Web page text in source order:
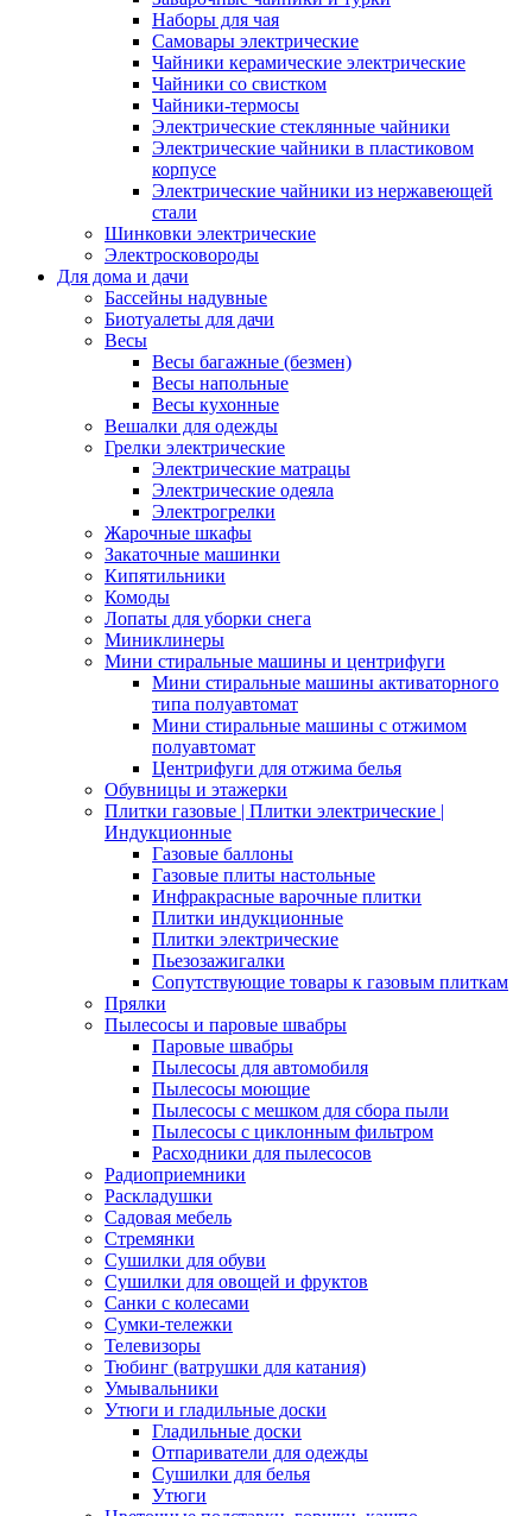
Наборы для чая
Самовары электрические
Чайники керамические электрические
Чайники со свистком
Чайники-термосы
Электрические стеклянные чайники
Электрические чайники в пластиковом
корпусе
Электрические чайники из нержавеющей
стали
Шинковки электрические
Электросковороды
Для дома и дачи
Бассейны надувные
Биотуалеты для дачи
Весы
Весы багажные (безмен)
Весы напольные
Весы кухонные
Вешалки для одежды
Грелки электрические
Электрические матрацы
Электрические одеяла
Электрогрелки
Жарочные шкафы
Закаточные машинки
Кипятильники
Комоды
Лопаты для уборки снега
Миниклинеры
Мини стиральные машины и центрифуги
Мини стиральные машины активаторного
типа полуавтомат
Мини стиральные машины с отжимом
полуавтомат
Центрифуги для отжима белья
Обувницы и этажерки
Плитки газовые | Плитки электрические |
Индукционные
Газовые баллоны
Газовые плиты настольные
Инфракрасные варочные плитки
Плитки индукционные
Плитки электрические
Пьезозажигалки
Сопутствующие товары к газовым плиткам
Прялки
Пылесосы и паровые швабры
Паровые швабры
Пылесосы для автомобиля
Пылесосы моющие
Пылесосы с мешком для сбора пыли
Пылесосы с циклонным фильтром
Расходники для пылесосов
Радиоприемники
Раскладушки
Садовая мебель
Стремянки
Сушилки для обуви
Сушилки для овощей и фруктов
Санки с колесами
Сумки-тележки
Телевизоры
Тюбинг (ватрушки для катания)
Умывальники
Утюги и гладильные доски
Гладильные доски
Отпариватели для одежды
Сушилки для белья
Утюги